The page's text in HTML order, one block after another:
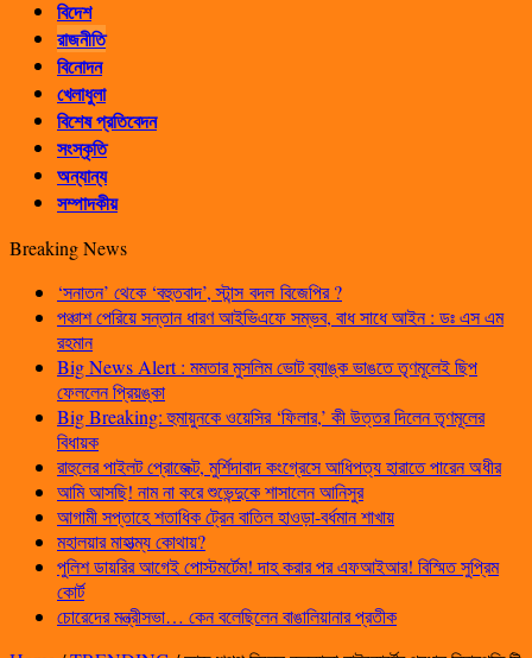
বিদেশ
রাজনীতি
বিনোদন
খেলাধুলা
বিশেষ প্রতিবেদন
সংস্কৃতি
অন্যান্য
সম্পাদকীয়
Breaking News
‘সনাতন’ থেকে ‘বহুতবাদ’, স্টান্স বদল বিজেপির ?
পঞ্চাশ পেরিয়ে সন্তান ধারণ আইভিএফে সম্ভব, বাধ সাধে আইন : ডঃ এস এম
রহমান
Big News Alert : মমতার মুসলিম ভোট ব্যাঙ্ক ভাঙতে তৃণমূলেই ছিপ
ফেললেন প্রিয়ঙ্কা
Big Breaking: হুমায়ুনকে ওয়েসির ‘ফিলার,’ কী উত্তর দিলেন তৃণমূলের
বিধায়ক
রাহুলের পাইলট প্রোজেক্ট, মুর্শিদাবাদ কংগ্রেসে আধিপত্য হারাতে পারেন অধীর
আমি আসছি! নাম না করে শুভেন্দুকে শাসালেন আনিসুর
আগামী সপ্তাহে শতাধিক ট্রেন বাতিল হাওড়া-বর্ধমান শাখায়
মহালয়ার মাহাত্ম্য কোথায়?
পুলিশ ডায়রির আগেই পোস্টমর্টেম! দাহ করার পর এফআইআর! বিস্মিত সুপ্রিম
কোর্ট
চোরেদের মন্ত্রীসভা… কেন বলেছিলেন বাঙালিয়ানার প্রতীক